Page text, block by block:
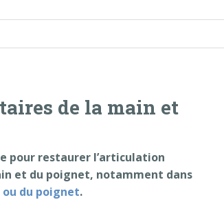
de la main et
pour restaurer l’articulation
et du poignet, notamment dans
du poignet.